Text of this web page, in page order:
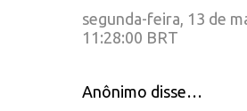
segunda-feira, 13 de
11:28:00 BRT
Anônimo disse…